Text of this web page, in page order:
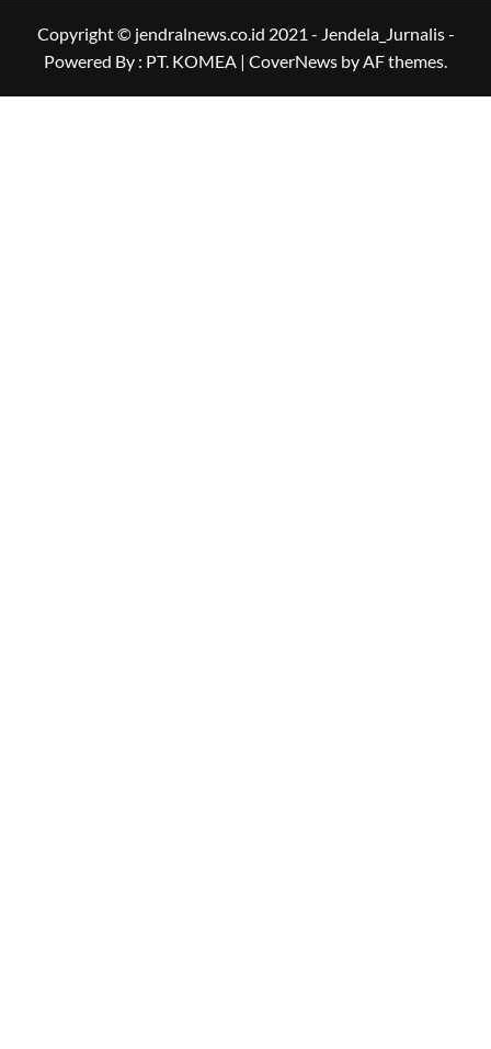
Copyright © jendralnews.co.id 2021 - Jendela_Jurnalis -
Powered By : PT. KOMEA | CoverNews by AF themes.